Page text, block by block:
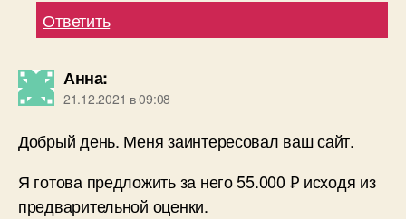
Ответить
Анна:
21.12.2021 в 09:08
Добрый день. Меня заинтересовал ваш сайт.
Я готова предложить за него 55.000 Ꝑ исходя из
предварительной оценки.